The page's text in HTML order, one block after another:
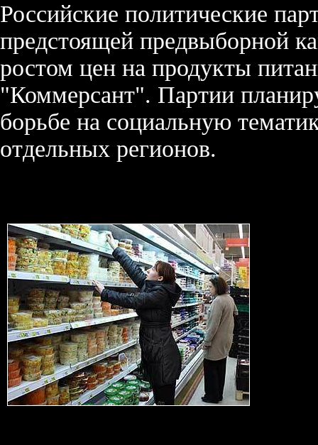
Российские политические
предстоящей предвыборной
ростом цен на продукты
"Коммерсант". Партии
борьбе на социальную
отдельных регионов.